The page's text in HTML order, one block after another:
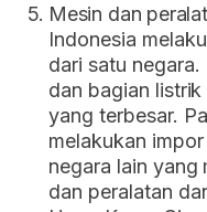
Mesin dan
Indonesia
dari satu
dan bagian
yang terbesar.
melakukan
negara lain yang
dan peralatan